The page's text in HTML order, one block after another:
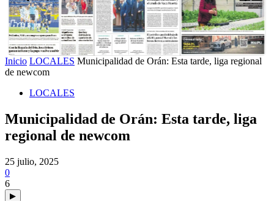
Inicio LOCALES Municipalidad de Orán: Esta tarde, liga regional
de newcom
LOCALES
Municipalidad de Orán: Esta tarde, liga
regional de newcom
25 julio, 2025
0
6
▶